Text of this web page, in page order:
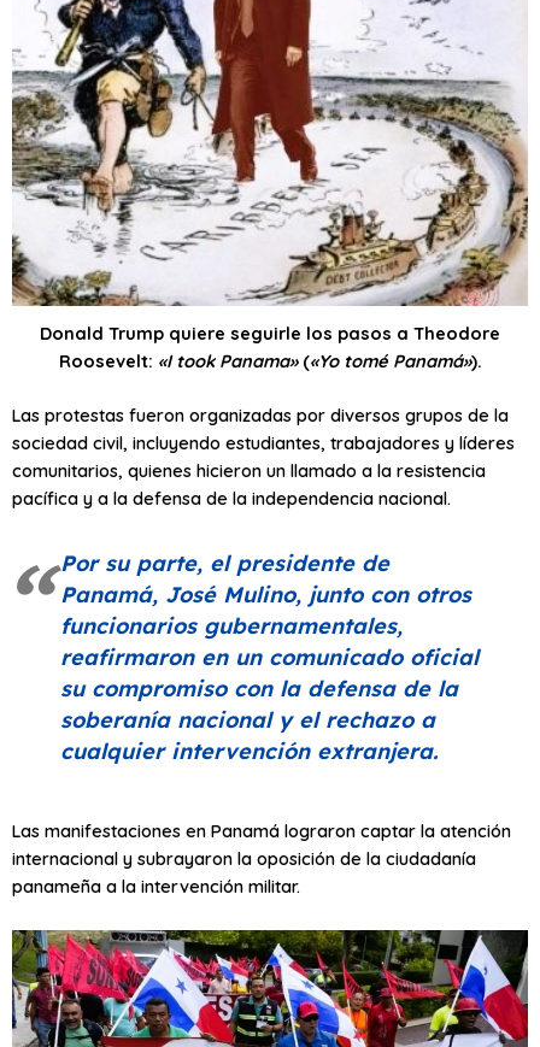
Donald Trump quiere seguirle los pasos a Theodore
Roosevelt: «I took Panama»(«Yo tomé Panamá»).
Las protestas fueron organizadas por diversos grupos de la
sociedad civil, incluyendo estudiantes, trabajadores y líderes
comunitarios, quienes hicieron un llamado a la resistencia
pacífica y a la defensa de la independencia nacional.
Por su parte, el presidente de
Panamá, José Mulino, junto con otros
funcionarios gubernamentales,
reafirmaron en un comunicado oficial
su compromiso con la defensa de la
soberanía nacional y el rechazo a
cualquier intervención extranjera.
Las manifestaciones en Panamá lograron captar la atención
internacional y subrayaron la oposición de la ciudadanía
panameña a la intervención militar.